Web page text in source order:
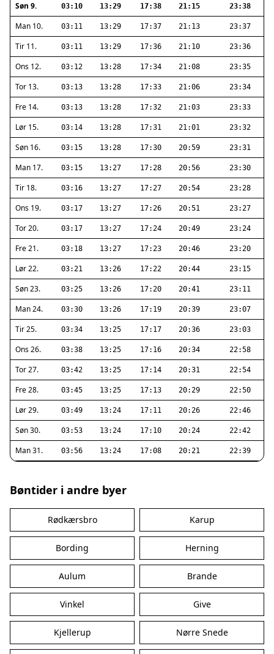
Søn 9. 03:10 13:29 17:38 21:15 23:38
Man 10. 03:11 13:29 17:37 21:13 23:37
Tir 11. 03:11 13:29 17:36 21:10 23:36
Ons 12. 03:12 13:28 17:34 21:08 23:35
Tor 13. 03:13 13:28 17:33 21:06 23:34
Fre 14. 03:13 13:28 17:32 21:03 23:33
Lør 15. 03:14 13:28 17:31 21:01 23:32
Søn 16. 03:15 13:28 17:30 20:59 23:31
Man 17. 03:15 13:27 17:28 20:56 23:30
Tir 18. 03:16 13:27 17:27 20:54 23:28
Ons 19. 03:17 13:27 17:26 20:51 23:27
Tor 20. 03:17 13:27 17:24 20:49 23:24
Fre 21. 03:18 13:27 17:23 20:46 23:20
Lør 22. 03:21 13:26 17:22 20:44 23:15
Søn 23. 03:25 13:26 17:20 20:41 23:11
Man 24. 03:30 13:26 17:19 20:39 23:07
Tir 25. 03:34 13:25 17:17 20:36 23:03
Ons 26. 03:38 13:25 17:16 20:34 22:58
Tor 27. 03:42 13:25 17:14 20:31 22:54
Fre 28. 03:45 13:25 17:13 20:29 22:50
Lør 29. 03:49 13:24 17:11 20:26 22:46
Søn 30. 03:53 13:24 17:10 20:24 22:42
Man 31. 03:56 13:24 17:08 20:21 22:39
Bøntider i andre byer
Rødkærsbro Karup
Bording Herning
Aulum Brande
Vinkel Give
Kjellerup Nørre Snede